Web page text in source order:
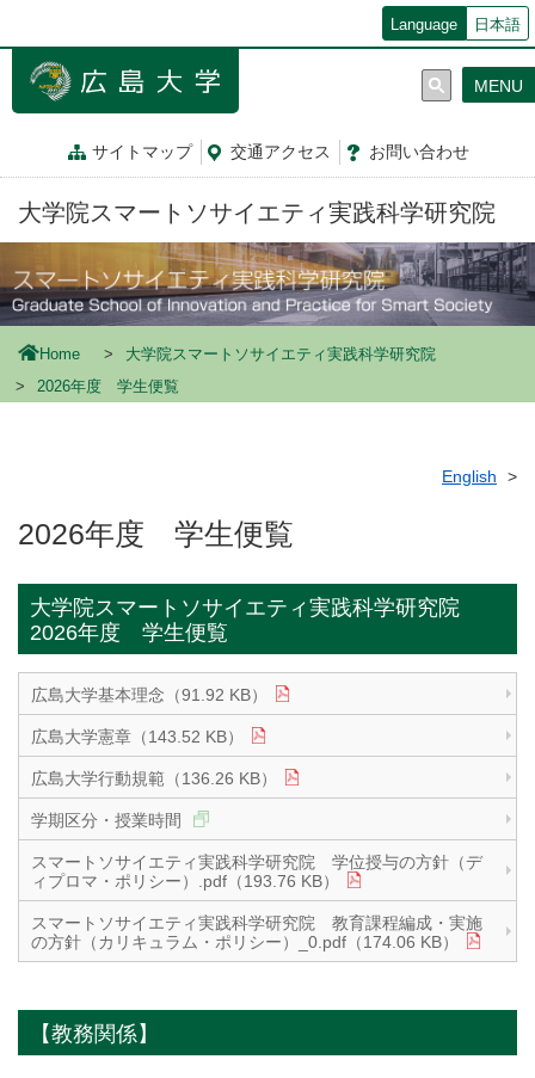
ン
Language 日本語
サイトマップ 交通アクセス お問い合わせ
MENU
大学院スマートソサイエティ実践科学研究院
Home
大学院スマートソサイエティ実践科学研究院
2026年度 学生便覧
English
2026年度 学生便覧
大学院スマートソサイエティ実践科学研究院
2026年度 学生便覧
広島大学基本理念（91.92 KB）
広島大学憲章（143.52 KB）
広島大学行動規範（136.26 KB）
学期区分・授業時間
スマートソサイエティ実践科学研究院 学位授与の方針（デ
ィプロマ・ポリシー）.pdf（193.76 KB）
スマートソサイエティ実践科学研究院 教育課程編成・実施
の方針（カリキュラム・ポリシー）_0.pdf（174.06 KB）
【教務関係】